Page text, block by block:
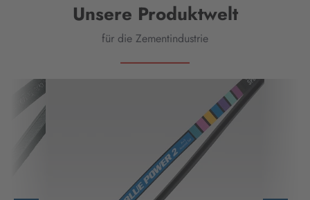
Unsere Produktwelt
für die Zementindustrie